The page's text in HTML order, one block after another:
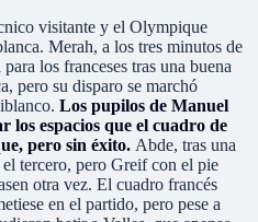
visitante y el Olympique
Merah, a los tres minutos de
los franceses tras una buena
pero su disparo se marchó
Los pupilos de Manuel
los espacios que el cuadro de
pero sin éxito. Abde, tras una
tercero, pero Greif con el pie
otra vez. El cuadro francés
en el partido, pero pese a